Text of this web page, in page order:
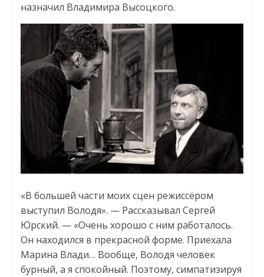
назначил Владимира Высоцкого.
«В большей части моих сцен режиссёром
выступил Володя». — Рассказывал Сергей
Юрский. — «Очень хорошо с ним работалось.
Он находился в прекрасной форме. Приехала
Марина Влади… Вообще, Володя человек
бурный, а я спокойный. Поэтому, симпатизируя